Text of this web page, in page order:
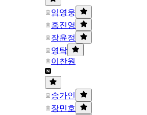
임영웅
홍진영
장윤정
영탁
이찬원
송가인
장민호